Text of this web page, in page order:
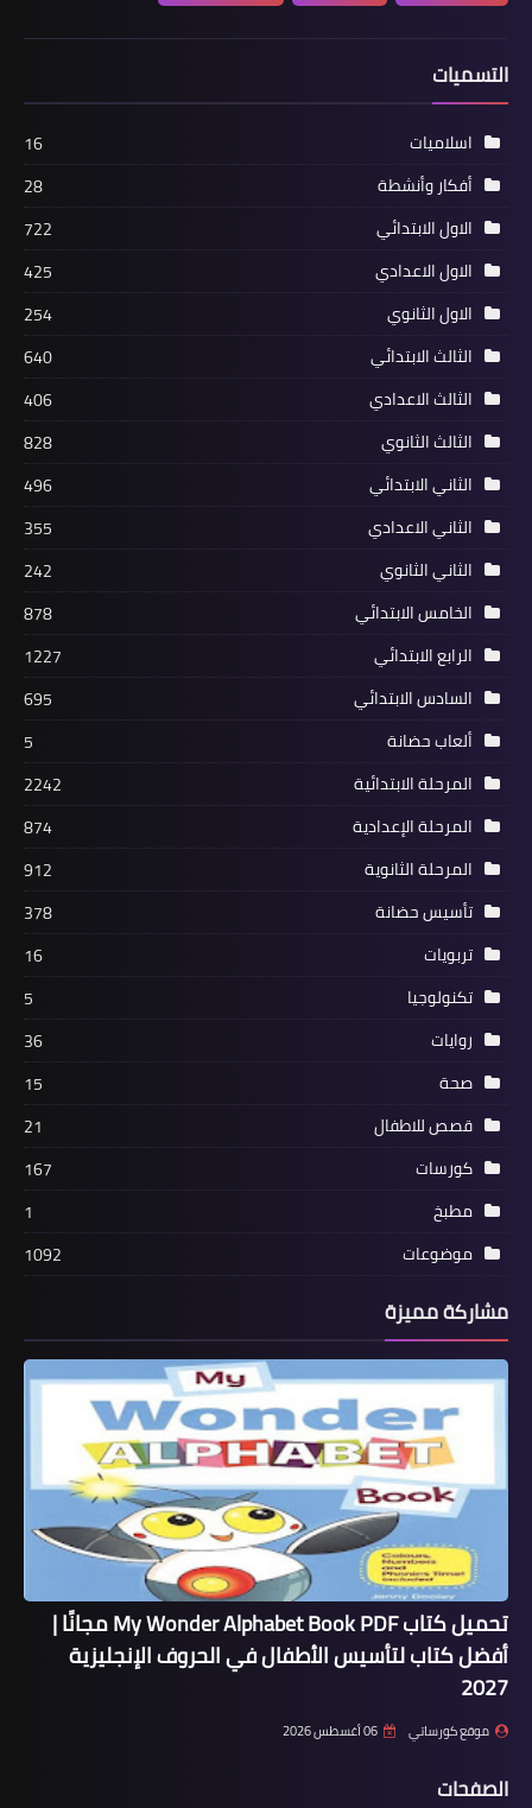
التسميات
اسلاميات
16
أفكار وأنشطة
28
الاول الابتدائي
722
الاول الاعدادي
425
الاول الثانوي
254
الثالث الابتدائي
640
الثالث الاعدادي
406
الثالث الثانوي
828
الثاني الابتدائي
496
الثاني الاعدادي
355
الثاني الثانوي
242
الخامس الابتدائي
878
الرابع الابتدائي
1227
السادس الابتدائي
695
ألعاب حضانة
5
المرحلة الابتدائية
2242
المرحلة الإعدادية
874
المرحلة الثانوية
912
تأسيس حضانة
378
تربويات
16
تكنولوجيا
5
روايات
36
صحة
15
قصص للاطفال
21
كورسات
167
مطبخ
1
موضوعات
1092
مشاركة مميزة
تحميل كتاب My Wonder Alphabet Book PDF مجانًا |
أفضل كتاب لتأسيس الأطفال في الحروف الإنجليزية
2027
موقع كورساتي 06 أغسطس 2026
الصفحات